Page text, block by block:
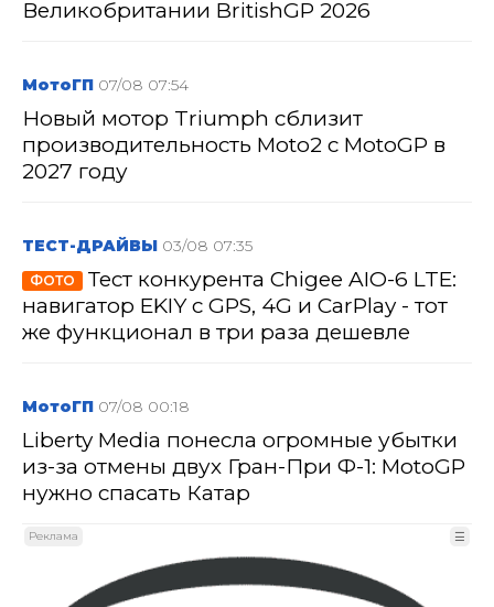
Великобритании BritishGP 2026
МотоГП 07/08 07:54
Новый мотор Triumph сблизит
производительность Moto2 с MotoGP в
2027 году
ТЕСТ-ДРАЙВЫ 03/08 07:35
ФОТО
Тест конкурента Chigee AIO-6 LTE:
навигатор EKIY с GPS, 4G и CarPlay - тот
же функционал в три раза дешевле
МотоГП 07/08 00:18
Liberty Media понесла огромные убытки
из-за отмены двух Гран-При Ф-1: MotoGP
нужно спасать Катар
Реклама ☰